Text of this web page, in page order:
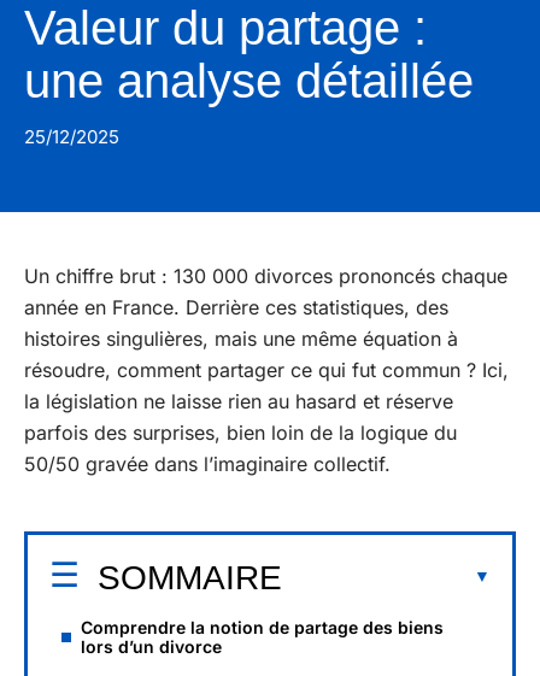
Valeur du partage :
une analyse détaillée
25/12/2025
Un chiffre brut : 130 000 divorces prononcés chaque
année en France. Derrière ces statistiques, des
histoires singulières, mais une même équation à
résoudre, comment partager ce qui fut commun ? Ici,
la législation ne laisse rien au hasard et réserve
parfois des surprises, bien loin de la logique du
50/50 gravée dans l’imaginaire collectif.
SOMMAIRE
Comprendre la notion de partage des biens
lors d’un divorce